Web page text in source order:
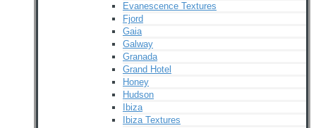
Evanescence Textures
Fjord
Gaia
Galway
Granada
Grand Hotel
Honey
Hudson
Ibiza
Ibiza Textures